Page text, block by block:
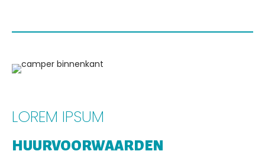
LOREM IPSUM
HUURVOORWAARDEN